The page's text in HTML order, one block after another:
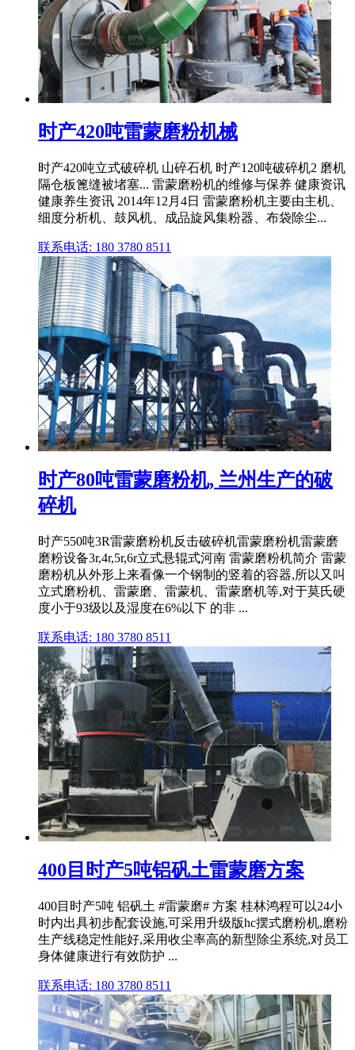
时产420吨雷蒙磨粉机械
时产420吨立式破碎机 山碎石机 时产120吨破碎机2 磨机
隔仓板篦缝被堵塞... 雷蒙磨粉机的维修与保养 健康资讯
健康养生资讯 2014年12月4日 雷蒙磨粉机主要由主机、
细度分析机、鼓风机、成品旋风集粉器、布袋除尘...
联系电话: 180 3780 8511
时产80吨雷蒙磨粉机, 兰州生产的破
碎机
时产550吨3R雷蒙磨粉机反击破碎机雷蒙磨粉机雷蒙磨
磨粉设备3r,4r,5r,6r立式悬辊式河南 雷蒙磨粉机简介 雷蒙
磨粉机从外形上来看像一个钢制的竖着的容器,所以又叫
立式磨粉机、雷蒙磨、雷蒙机、雷蒙磨机等,对于莫氏硬
度小于93级以及湿度在6%以下 的非 ...
联系电话: 180 3780 8511
400目时产5吨铝矾土雷蒙磨方案
400目时产5吨 铝矾土 #雷蒙磨# 方案 桂林鸿程可以24小
时内出具初步配套设施,可采用升级版hc摆式磨粉机,磨粉
生产线稳定性能好,采用收尘率高的新型除尘系统,对员工
身体健康进行有效防护 ...
联系电话: 180 3780 8511